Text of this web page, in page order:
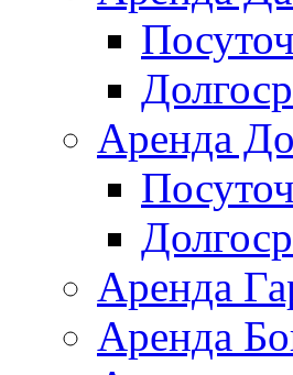
Аренда
Аренда
Аренда